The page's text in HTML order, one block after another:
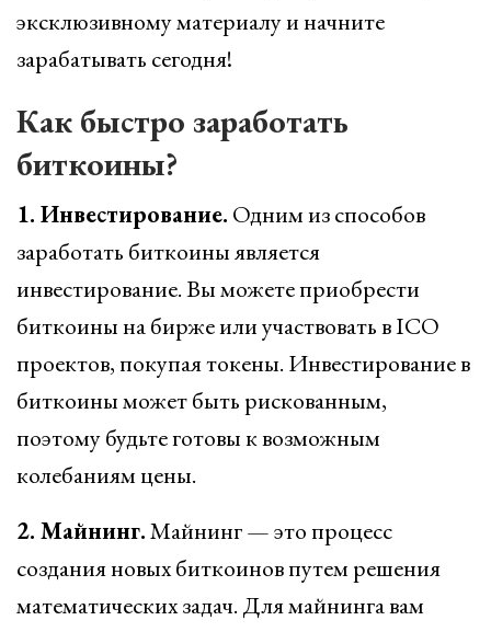
эксклюзивному материалу и начните
зарабатывать сегодня!
Как быстро заработать
биткоины?
1. Инвестирование. Одним из способов
заработать биткоины является
инвестирование. Вы можете приобрести
биткоины на бирже или участвовать в ICO
проектов, покупая токены. Инвестирование в
биткоины может быть рискованным,
поэтому будьте готовы к возможным
колебаниям цены.
2. Майнинг.Майнинг — это процесс
создания новых биткоинов путем решения
математических задач. Для майнинга вам